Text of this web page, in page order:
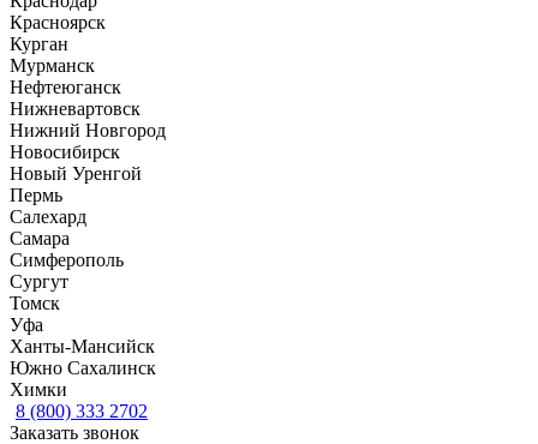
Красноярск
Курган
Мурманск
Нефтеюганск
Нижневартовск
Нижний Новгород
Новосибирск
Новый Уренгой
Пермь
Салехард
Самара
Симферополь
Сургут
Томск
Уфа
Ханты-Мансийск
Южно Сахалинск
Химки
8 (800) 333 2702
Заказать звонок